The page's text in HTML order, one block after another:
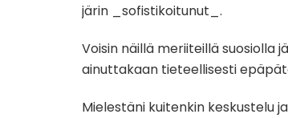
järin _sofistikoitunut_.
Voisin näillä meriiteillä suosiolla
ainuttakaan tieteellisesti
Mielestäni kuitenkin keskustelu